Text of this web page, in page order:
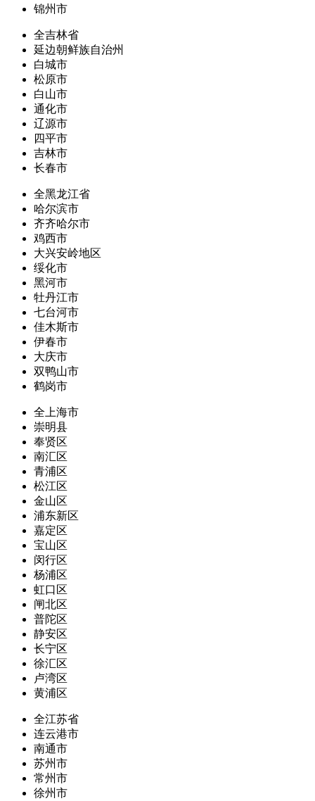
锦州市
全吉林省
延边朝鲜族自治州
白城市
松原市
白山市
通化市
辽源市
四平市
吉林市
长春市
全黑龙江省
哈尔滨市
齐齐哈尔市
鸡西市
大兴安岭地区
绥化市
黑河市
牡丹江市
七台河市
佳木斯市
伊春市
大庆市
双鸭山市
鹤岗市
全上海市
崇明县
奉贤区
南汇区
青浦区
松江区
金山区
浦东新区
嘉定区
宝山区
闵行区
杨浦区
虹口区
闸北区
普陀区
静安区
长宁区
徐汇区
卢湾区
黄浦区
全江苏省
连云港市
南通市
苏州市
常州市
徐州市